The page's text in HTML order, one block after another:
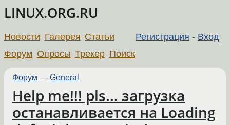
LINUX.ORG.RU
Регистрация - Вход
Новости Галерея Статьи
Форум Опросы Трекер Поиск
Форум — General
Help me!!! pls... загрузка
останавливается на Loading